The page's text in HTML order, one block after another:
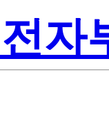
자